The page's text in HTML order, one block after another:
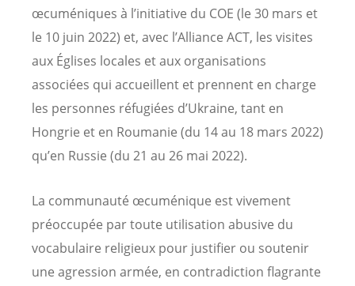
œcuméniques à l’initiative du COE (le 30 mars et
le 10 juin 2022) et, avec l’Alliance ACT, les visites
aux Églises locales et aux organisations
associées qui accueillent et prennent en charge
les personnes réfugiées d’Ukraine, tant en
Hongrie et en Roumanie (du 14 au 18 mars 2022)
qu’en Russie (du 21 au 26 mai 2022).
La communauté œcuménique est vivement
préoccupée par toute utilisation abusive du
vocabulaire religieux pour justifier ou soutenir
une agression armée, en contradiction flagrante